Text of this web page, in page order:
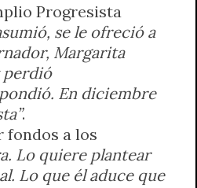
Progresista
se le ofreció a
Margarita
perdió
En diciembre
.
fondos a los
Lo quiere plantear
Lo que él aduce que